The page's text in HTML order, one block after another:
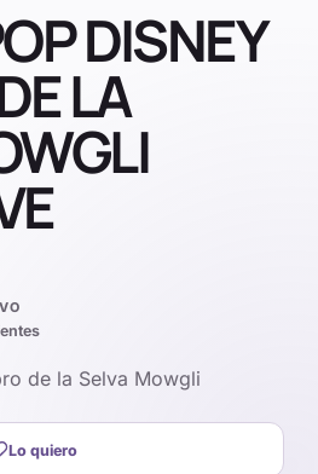
DISNEY
LA
de la Selva Mowgli
Lo quiero